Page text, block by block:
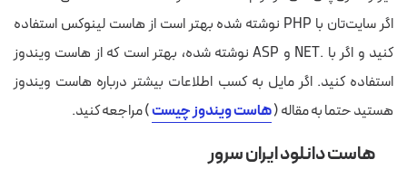
اگر سایت‌تان با PHP نوشته شده بهتر است از هاست لینوکس استفاده
کنید و اگر با .NET و ASP نوشته شده، بهتر است که از هاست ویندوز
استفاده کنید. اگر مایل به کسب اطلاعات بیشتر درباره هاست ویندوز
هستید حتما به مقاله (هاست ویندوز چیست) مراجعه کنید.
هاست دانلود ایران سرور